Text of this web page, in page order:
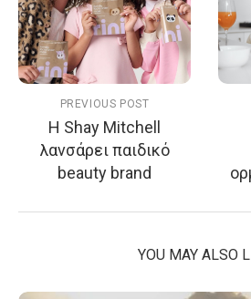
PREVIOUS POST
Η Shay Mitchell
λανσάρει παιδικό
beauty brand
YOU MAY ALSO